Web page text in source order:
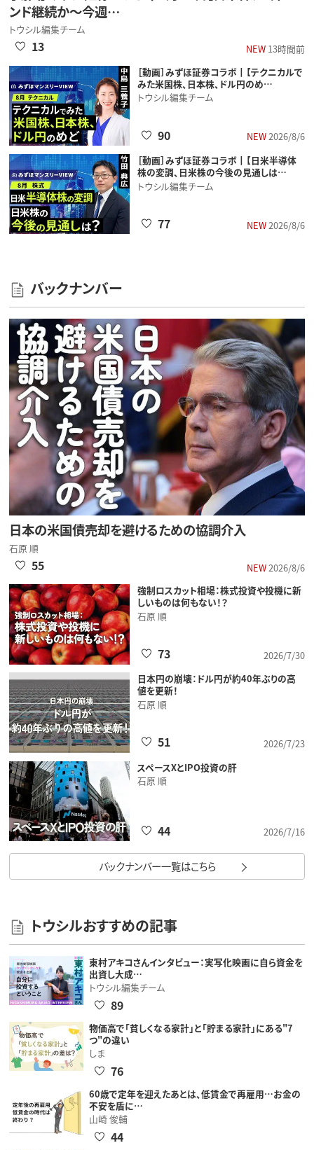
ンド継続か～今週…
トウシル編集チーム
NEW13時間前
13
［動画］みずほ証券コラボ┃【テクニカルで
みた米国株、日本株、ドル円のめ…
トウシル編集チーム
NEW2026/8/6
90
［動画］みずほ証券コラボ┃【日米半導体
株の変調、日米株の今後の見通しは…
トウシル編集チーム
NEW2026/8/6
77
バックナンバー
日本の米国債売却を避けるための協調介入
石原 順
NEW2026/8/6
55
強制ロスカット相場：株式投資や投機に新
しいものは何もない！？
石原 順
2026/7/30
73
日本円の崩壊：ドル円が約40年ぶりの高
値を更新！
石原 順
2026/7/23
51
スペースXとIPO投資の肝
石原 順
2026/7/16
44
バックナンバー一覧はこちら
トウシルおすすめの記事
東村アキコさんインタビュー：実写化映画に自ら資金を
出資し大成…
トウシル編集チーム
89
物価高で「貧しくなる家計」と「貯まる家計」にある"7
つ"の違い
しま
76
60歳で定年を迎えたあとは、低賃金で再雇用…お金の
不安を盾に…
山崎 俊輔
44